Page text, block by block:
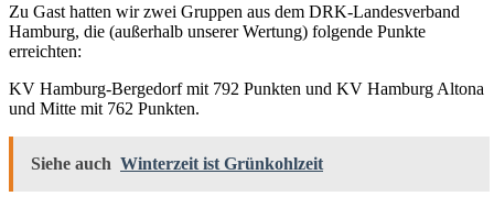
Zu Gast hatten wir zwei Gruppen aus dem DRK-Landesverband
Hamburg, die (außerhalb unserer Wertung) folgende Punkte
erreichten:
KV Hamburg-Bergedorf mit 792 Punkten und KV Hamburg Altona
und Mitte mit 762 Punkten.
Siehe auch Winterzeit ist Grünkohlzeit